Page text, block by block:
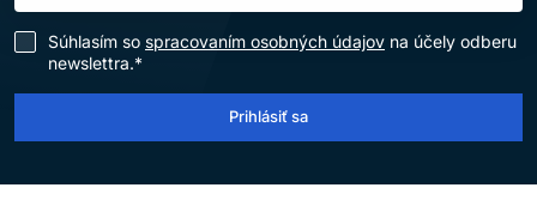
Súhlasím so spracovaním osobných údajov na účely odberu
newslettra.*
Prihlásiť sa